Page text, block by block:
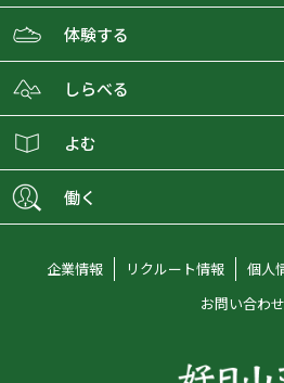
ECMALLの商品をさがす
取り扱いブランド一覧
ショップブログ
会員募集
体験する
おとな女子登山部
グラビティリサーチ
しらべる
登山レポート
オンラインコンシェルジュ
よむ
働く
企業情報 リクルート情報 個人
お問い合わせ